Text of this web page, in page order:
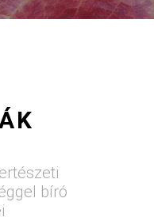
bíró